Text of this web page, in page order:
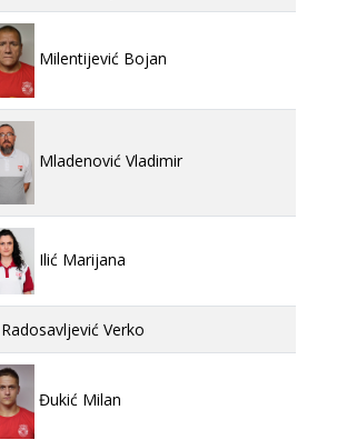
Milentijević Bojan
Mladenović Vladimir
Ilić Marijana
Radosavljević Verko
Đukić Milan